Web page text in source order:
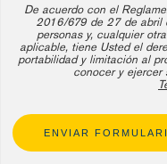
De acuerdo con el
2016/679 de 27 de abril
personas y, cualquier
aplicable, tiene Usted el
portabilidad y limitación al
conocer y ejercer
ENVIAR